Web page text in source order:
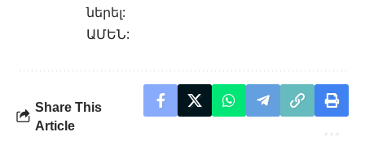
ներել:
ԱՄԵՆ:
Share This
Article